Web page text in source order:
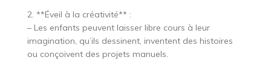
2. **Éveil à la créativité** :
– Les enfants peuvent laisser libre cours à leur
imagination, qu’ils dessinent, inventent des histoires
ou conçoivent des projets manuels.